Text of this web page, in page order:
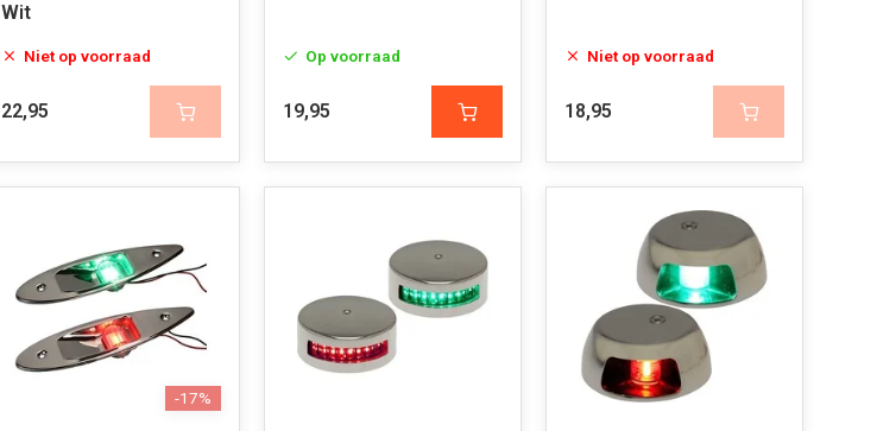
Wit
Niet op voorraad
22,95
Op voorraad
19,95
Niet op voorraad
18,95
-17%